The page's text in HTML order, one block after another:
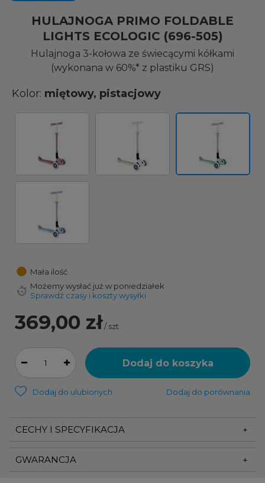
HULAJNOGA PRIMO FOLDABLE
LIGHTS ECOLOGIC (696-505)
Hulajnoga 3-kołowa ze świecącymi kółkami
(wykonana w 60%* z plastiku GRS)
Kolor: miętowy, pistacjowy
Mała ilość
Możemy wysłać już w poniedziałek
Sprawdź czasy i koszty wysyłki
369,00 zł/szt.
Dodaj do koszyka
Dodaj do ulubionych Dodaj do porównania
CECHY I SPECYFIKACJA
GWARANCJA